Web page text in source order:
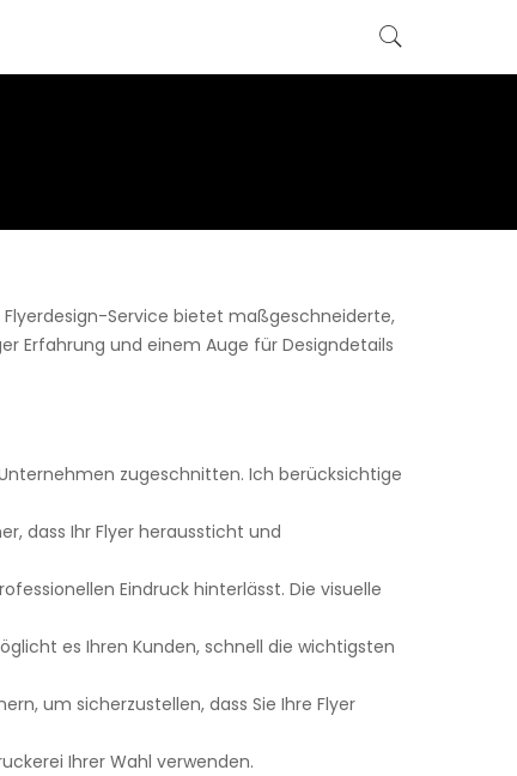
Service bietet maßgeschneiderte,
Erfahrung und einem Auge für Designdetails
zugeschnitten. Ich berücksichtige
dass Ihr Flyer heraussticht und
Eindruck hinterlässt. Die visuelle
es Ihren Kunden, schnell die wichtigsten
um sicherzustellen, dass Sie Ihre Flyer
Ihrer Wahl verwenden.